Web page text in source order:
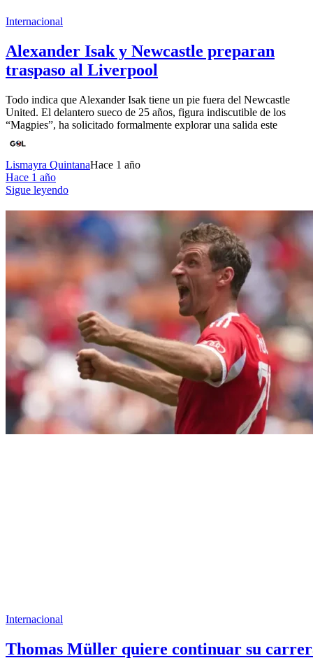
Internacional
Alexander Isak y Newcastle preparan
traspaso al Liverpool
Todo indica que Alexander Isak tiene un pie fuera del Newcastle
United. El delantero sueco de 25 años, figura indiscutible de los
“Magpies”, ha solicitado formalmente explorar una salida este
Lismayra QuintanaHace 1 año
Hace 1 año
Sigue leyendo
Internacional
Thomas Müller quiere continuar su